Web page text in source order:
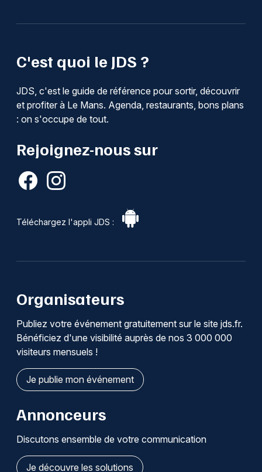
C'est quoi le JDS ?
JDS, c'est le guide de référence pour sortir, découvrir
et profiter à Le Mans. Agenda, restaurants, bons plans
: on s'occupe de tout.
Rejoignez-nous sur
Téléchargez l'appli JDS :
Organisateurs
Publiez votre événement gratuitement sur le site jds.fr.
Bénéficiez d'une visibilité auprès de nos 3 000 000
visiteurs mensuels !
Je publie mon événement
Annonceurs
Discutons ensemble de votre communication
Je découvre les solutions